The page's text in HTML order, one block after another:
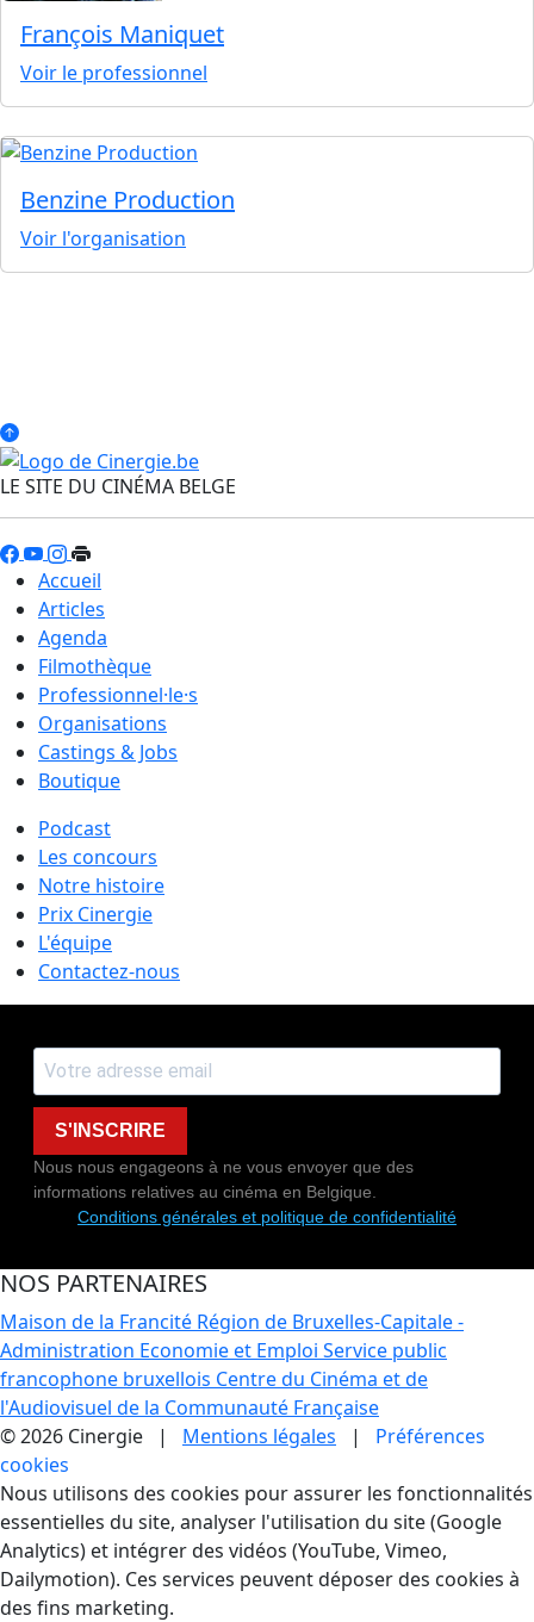
François Maniquet
Voir le professionnel
Benzine Production
Voir l'organisation
LE SITE DU CINÉMA BELGE
Accueil
Articles
Agenda
Filmothèque
Professionnel·le·s
Organisations
Castings & Jobs
Boutique
Podcast
Les concours
Notre histoire
Prix Cinergie
L'équipe
Contactez-nous
S'INSCRIRE
Nous nous engageons à ne vous envoyer que des
informations relatives au cinéma en Belgique.
Conditions générales et politique de confidentialité
NOS PARTENAIRES
Maison de la Francité Région de Bruxelles-Capitale -
Administration Economie et Emploi Service public
francophone bruxellois Centre du Cinéma et de
l'Audiovisuel de la Communauté Française
© 2026 Cinergie | Mentions légales | Préférences
cookies
Gestion des Cookies
Nous utilisons des cookies pour assurer les fonctionnalités
essentielles du site, analyser l'utilisation du site (Google
Analytics) et intégrer des vidéos (YouTube, Vimeo,
Dailymotion). Ces services peuvent déposer des cookies à
des fins marketing.